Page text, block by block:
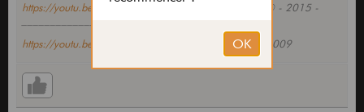
https://youtu.be/9MMb4HzXWgA
- YAMAHA LS 36 - © - 2015 -
https://youtu.be/abz_2PCfInc
- YAMAHA LL 36 - © - 2009